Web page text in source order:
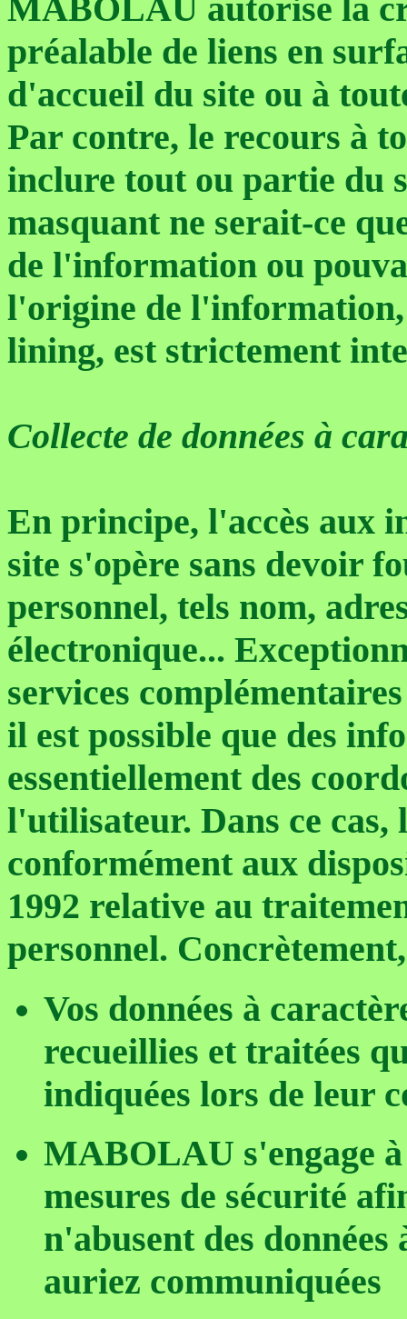
MABOLAU autorise la
préalable de liens en
d'accueil du site ou à
Par contre, le recours à
inclure tout ou partie du
masquant ne serait-ce
de l'information ou
l'origine de
lining, est strictement
Collecte de données à
En principe, l'accès aux
site s'opère sans devoir
personnel, tels nom,
électronique...
services
il est possible que des
essentiellement des
l'utilisateur. Dans ce cas,
conformément aux
1992 relative au
personnel.
Vos données à
recueillies et traitées
indiquées lors de leur
MABOLAU s'engage
mesures de sécurité
n'abusent des
auriez communiquées